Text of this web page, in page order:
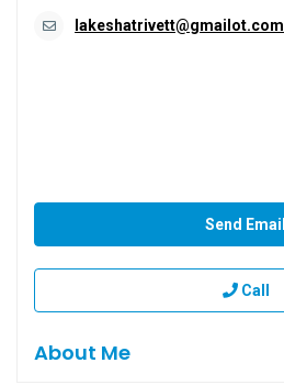
lakeshatrivett@gmailot.com
Send Email
Call
About Me